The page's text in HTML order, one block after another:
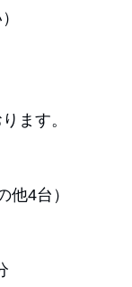
ます。
他4台）